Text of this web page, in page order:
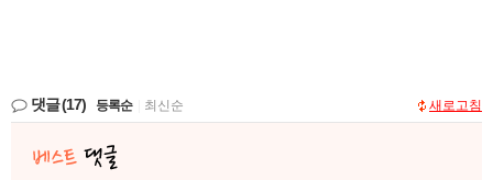
댓글(17) 등록순 최신순 새로고침